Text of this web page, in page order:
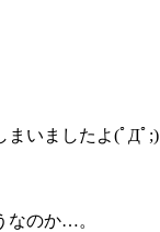
まいましたよ(ﾟДﾟ;)
なのか…。